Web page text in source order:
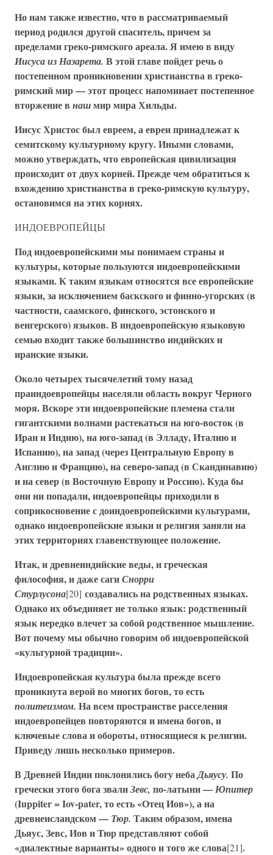
Но нам также известно, что в рассматриваемый
период родился другой спаситель, причем за
пределами греко-римского ареала. Я имею в виду
Иисуса из Назарета. В этой главе пойдет речь о
постепенном проникновении христианства в греко-
римский мир — этот процесс напоминает постепенное
вторжение в нашмир мира Хильды.
Иисус Христос был евреем, а евреи принадлежат к
семитскому культурному кругу. Иными словами,
можно утверждать, что европейская цивилизация
происходит от двух корней. Прежде чем обратиться к
вхождению христианства в греко-римскую культуру,
остановимся на этих корнях.
ИНДОЕВРОПЕЙЦЫ
Под индоевропейскими мы понимаем страны и
культуры, которые пользуются индоевропейскими
языками. К таким языкам относятся все европейские
языки, за исключением баскского и финно-угорских (в
частности, саамского, финского, эстонского и
венгерского) языков. В индоевропейскую языковую
семью входит также большинство индийских и
иранские языки.
Около четырех тысячелетий тому назад
праиндоевропейцы населяли область вокруг Черного
моря. Вскоре эти индоевропейские племена стали
гигантскими волнами растекаться на юго-восток (в
Иран и Индию), на юго-запад (в Элладу, Италию и
Испанию), на запад (через Центральную Европу в
Англию и Францию), на северо-запад (в Скандинавию)
и на север (в Восточную Европу и Россию). Куда бы
они ни попадали, индоевропейцы приходили в
соприкосновение с доиндоевропейскими культурами,
однако индоевропейские языки и религия заняли на
этих территориях главенствующее положение.
Итак, и древнеиндийские веды, и греческая
философия, и даже сагиСнорри
Стурлусона[20] создавались на родственных языках.
Однако их объединяет не только язык: родственный
язык нередко влечет за собой родственное мышление.
Вот почему мы обычно говорим об индоевропейской
«культурной традиции».
Индоевропейская культура была прежде всего
проникнута верой во многих богов, то есть
политеизмом. На всем пространстве расселения
индоевропейцев повторяются и имена богов, и
ключевые слова и обороты, относящиеся к религии.
Приведу лишь несколько примеров.
В Древней Индии поклонялись богу небаДьяусу. По
гречески этого бога звалиЗевс, по-латыни —Юпитер
(Iuppiter = Iov-pater, то есть «Отец Иов»), а на
древнеисландском — Тюр. Таким образом, имена
Дьяус, Зевс, Иов и Тюр представляют собой
«диалектные варианты» одного и того же слова[21].